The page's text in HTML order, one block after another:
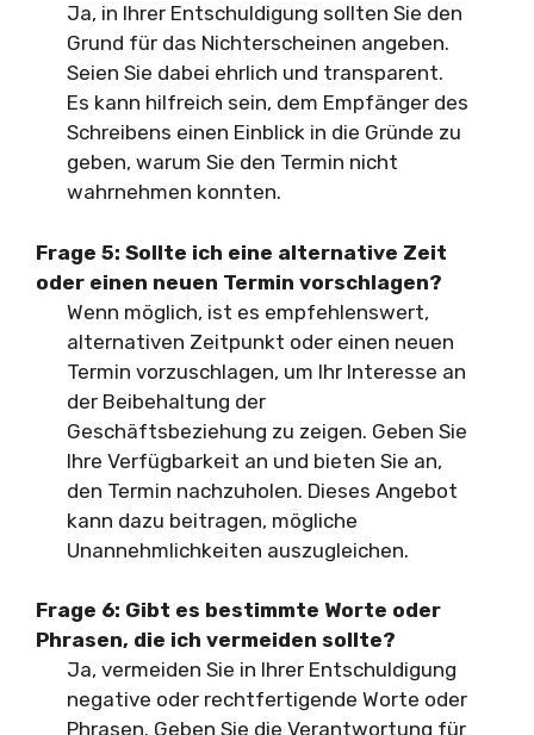
Ja, in Ihrer Entschuldigung sollten Sie den
Grund für das Nichterscheinen angeben.
Seien Sie dabei ehrlich und transparent.
Es kann hilfreich sein, dem Empfänger des
Schreibens einen Einblick in die Gründe zu
geben, warum Sie den Termin nicht
wahrnehmen konnten.
Frage 5: Sollte ich eine alternative Zeit
oder einen neuen Termin vorschlagen?
Wenn möglich, ist es empfehlenswert,
alternativen Zeitpunkt oder einen neuen
Termin vorzuschlagen, um Ihr Interesse an
der Beibehaltung der
Geschäftsbeziehung zu zeigen. Geben Sie
Ihre Verfügbarkeit an und bieten Sie an,
den Termin nachzuholen. Dieses Angebot
kann dazu beitragen, mögliche
Unannehmlichkeiten auszugleichen.
Frage 6: Gibt es bestimmte Worte oder
Phrasen, die ich vermeiden sollte?
Ja, vermeiden Sie in Ihrer Entschuldigung
negative oder rechtfertigende Worte oder
Phrasen. Geben Sie die Verantwortung für